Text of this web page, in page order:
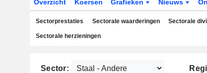
Overzicht Koersen Grafieken Nieuws
Sectorprestaties Sectorale waarderingen Sectorale
Sectorale herzieningen
Sector: